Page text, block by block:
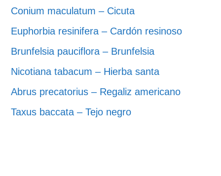
Conium maculatum – Cicuta
Euphorbia resinifera – Cardón resinoso
Brunfelsia pauciflora – Brunfelsia
Nicotiana tabacum – Hierba santa
Abrus precatorius – Regaliz americano
Taxus baccata – Tejo negro